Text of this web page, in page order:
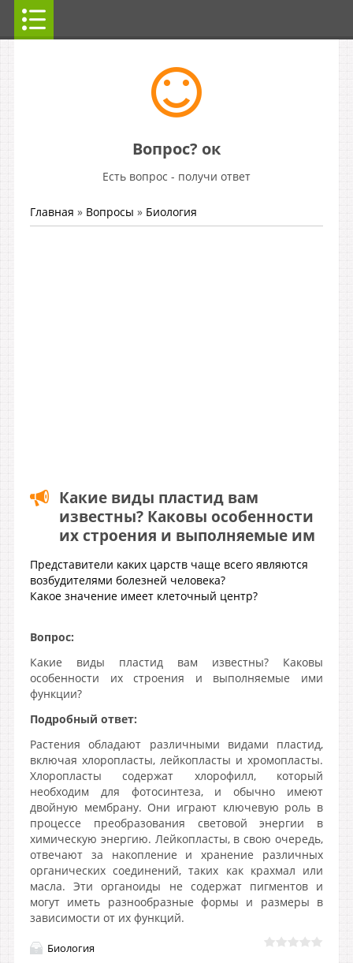
Вопрос? ок
Есть вопрос - получи ответ
Главная » Вопросы » Биология
Какие виды пластид вам
известны? Каковы особенности
их строения и выполняемые им
Представители каких царств чаще всего являются
возбудителями болезней человека?
Какое значение имеет клеточный центр?
Вопрос:
Какие виды пластид вам известны? Каковы
особенности их строения и выполняемые ими
функции?
Подробный ответ:
Растения обладают различными видами пластид,
включая хлоропласты, лейкопласты и хромопласты.
Хлоропласты содержат хлорофилл, который
необходим для фотосинтеза, и обычно имеют
двойную мембрану. Они играют ключевую роль в
процессе преобразования световой энергии в
химическую энергию. Лейкопласты, в свою очередь,
отвечают за накопление и хранение различных
органических соединений, таких как крахмал или
масла. Эти органоиды не содержат пигментов и
могут иметь разнообразные формы и размеры в
зависимости от их функций.
Биология